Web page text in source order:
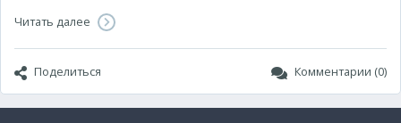
Читать далее
Поделиться Комментарии (0)